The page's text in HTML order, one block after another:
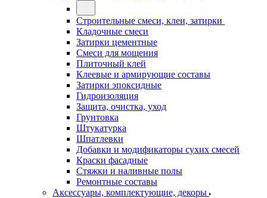
Строительные смеси, клеи, затирки
Кладочные смеси
Затирки цементные
Смеси для мощения
Плиточный клей
Клеевые и армирующие составы
Затирки эпоксидные
Гидроизоляция
Защита, очистка, уход
Грунтовка
Штукатурка
Шпатлевки
Добавки и модификаторы сухих смесей
Краски фасадные
Стяжки и наливные полы
Ремонтные составы
Аксессуары, комплектующие, декоры